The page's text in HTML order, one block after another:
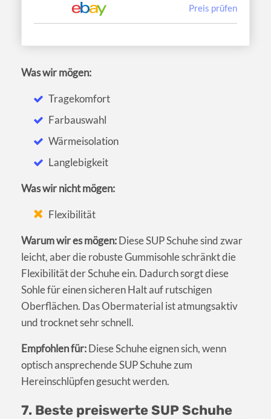
Preis prüfen
Was wir mögen:
Tragekomfort
Farbauswahl
Wärmeisolation
Langlebigkeit
Was wir nicht mögen:
Flexibilität
Warum wir es mögen:Diese SUP Schuhe sind zwar
leicht, aber die robuste Gummisohle schränkt die
Flexibilität der Schuhe ein. Dadurch sorgt diese
Sohle für einen sicheren Halt auf rutschigen
Oberflächen. Das Obermaterial ist atmungsaktiv
und trocknet sehr schnell.
Empfohlen für:Diese Schuhe eignen sich, wenn
optisch ansprechende SUP Schuhe zum
Hereinschlüpfen gesucht werden.
7. Beste preiswerte SUP Schuhe